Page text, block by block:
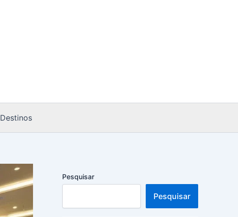
Destinos
Pesquisar
Pesquisar